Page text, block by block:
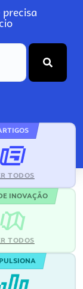
TODOS
INOVAÇÃO
TODOS